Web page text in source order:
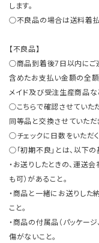
します。
○不良品の場合は送料着払
【不良品】
○商品到着後7日以内にご
含めたお支払い金額の全額
メイド及び受注生産商品な
○こちらで確認させていた
同等品と交換させていただ
○チェックに日数をいただ
○「初期不良」とは、以下
・お送りしたときの、運送
も可）があること。
・商品と一緒にお送りした
こと。
・商品の付属品（パッケー
傷がないこと。